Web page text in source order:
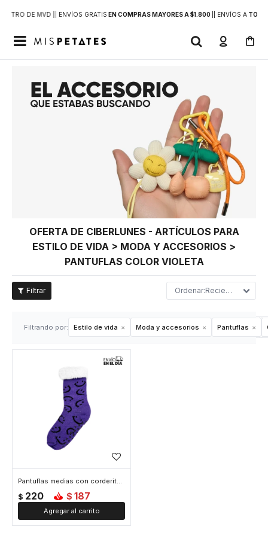
DE MVD | | ENVÍOS GRATIS EN COMPRAS MAYORES A $1.800 | ENVÍOS ATODO

OFERTA DE CIBERLUNES - ARTÍCULOS PARA
ESTILO DE VIDA > MODA Y ACCESORIOS >
PANTUFLAS COLOR VIOLETA
Recientes
Filtrando por: Estilo de vida Moda y accesorios Pantuflas
Pantuflas medias con corderito Carita Feliz - Violeta
$ 220 $ 187